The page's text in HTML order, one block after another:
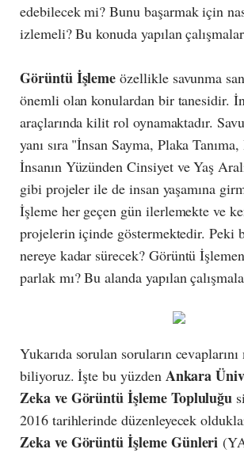
edebilecek mi? Bunu başarmak için
izlemeli? Bu konuda yapılan
Görüntü İşleme özellikle savunma
önemli olan konulardan bir tanesidir.
araçlarında kilit rol oynamaktadır.
yanı sıra "İnsan Sayma, Plaka
İnsanın Yüzünden Cinsiyet ve Yaş
gibi projeler ile de insan yaşamına
İşleme her geçen gün ilerlemekte ve
projelerin içinde göstermektedir. Peki
nereye kadar sürecek? Görüntü
parlak mı? Bu alanda yapılan
Yukarıda sorulan soruların
biliyoruz. İşte bu yüzden Ankara
Zeka ve Görüntü İşleme Topluluğu
2016 tarihlerinde düzenleyecek
Zeka ve Görüntü İşleme Günleri